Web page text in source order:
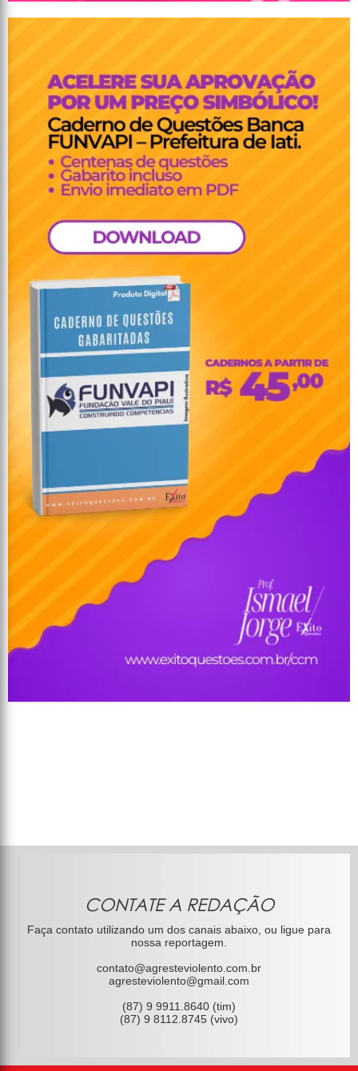
CONTATE A REDAÇÃO
Faça contato utilizando um dos canais abaixo, ou ligue para
nossa reportagem.
contato@agresteviolento.com.br
agresteviolento@gmail.com
(87) 9 9911.8640 (tim)
(87) 9 8112.8745 (vivo)